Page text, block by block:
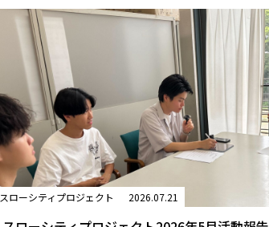
スローシティプロジェクト 2026.07.21